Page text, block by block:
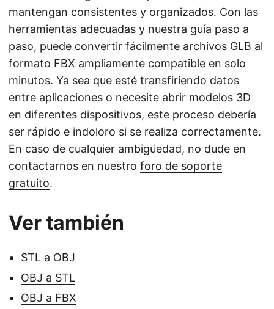
mantengan consistentes y organizados. Con las
herramientas adecuadas y nuestra guía paso a
paso, puede convertir fácilmente archivos GLB al
formato FBX ampliamente compatible en solo
minutos. Ya sea que esté transfiriendo datos
entre aplicaciones o necesite abrir modelos 3D
en diferentes dispositivos, este proceso debería
ser rápido e indoloro si se realiza correctamente.
En caso de cualquier ambigüedad, no dude en
contactarnos en nuestro foro de soporte
gratuito.
Ver también
STL a OBJ
OBJ a STL
OBJ a FBX